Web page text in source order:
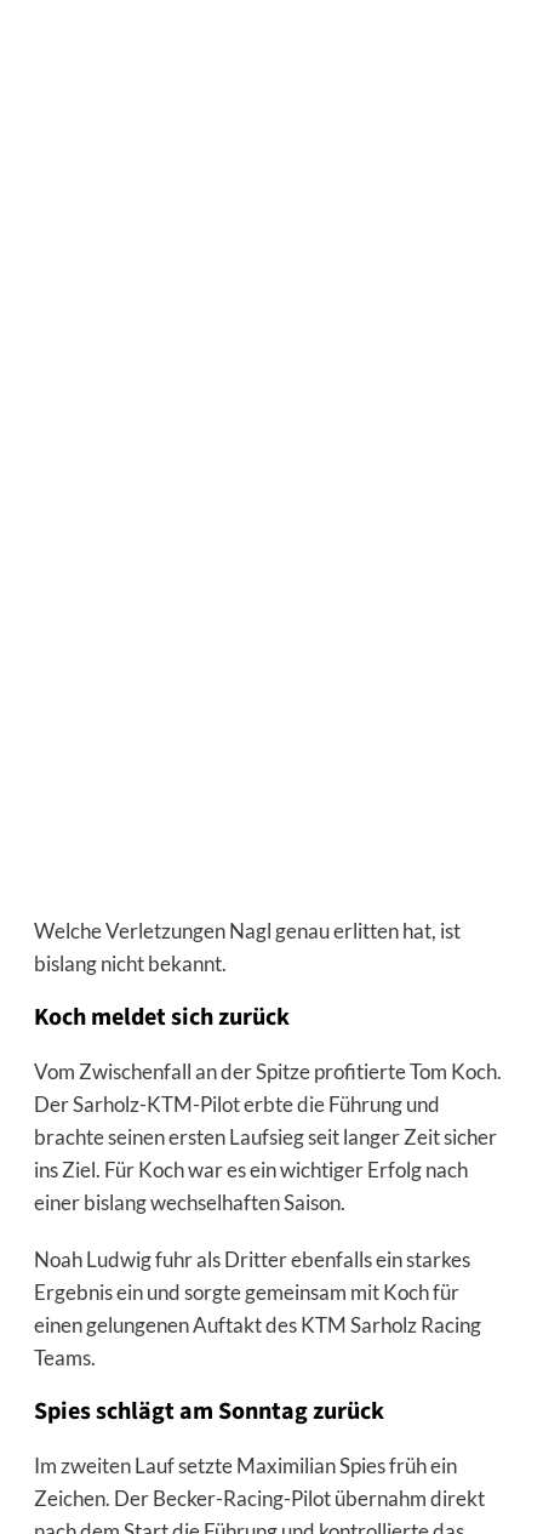
Welche Verletzungen Nagl genau erlitten hat, ist
bislang nicht bekannt.
Koch meldet sich zurück
Vom Zwischenfall an der Spitze profitierte Tom Koch.
Der Sarholz-KTM-Pilot erbte die Führung und
brachte seinen ersten Laufsieg seit langer Zeit sicher
ins Ziel. Für Koch war es ein wichtiger Erfolg nach
einer bislang wechselhaften Saison.
Noah Ludwig fuhr als Dritter ebenfalls ein starkes
Ergebnis ein und sorgte gemeinsam mit Koch für
einen gelungenen Auftakt des KTM Sarholz Racing
Teams.
Spies schlägt am Sonntag zurück
Im zweiten Lauf setzte Maximilian Spies früh ein
Zeichen. Der Becker-Racing-Pilot übernahm direkt